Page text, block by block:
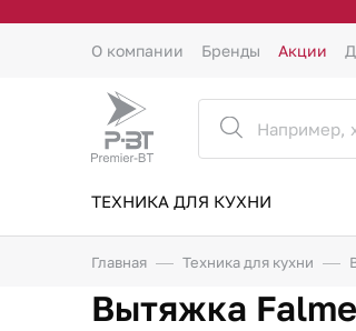
О компании Бренды Акции
ТЕХНИКА ДЛЯ КУХНИ
Главная Техника для кухни
Вытяжка